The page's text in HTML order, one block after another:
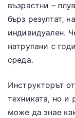
възрастни –
бърз резултат,
индивидуален.
натрупани с
среда.
Инструкторът
техниката, но и
може да знае